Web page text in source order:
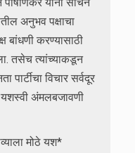
अनुभव पक्षाचा
बांधणी करण्यासाठी
तसेच त्यांच्याकडून
पार्टीचा विचार सर्वदूर
यशस्वी अंमलबजावणी
मोठे यश*